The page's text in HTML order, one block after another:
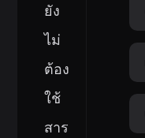
ยัง
ไม่
ต้อง
ใช้
สาร